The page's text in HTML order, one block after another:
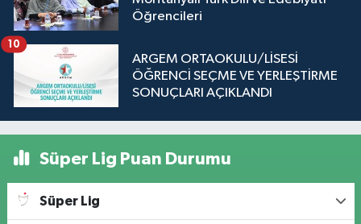
Öğrencileri
ARGEM ORTAOKULU/LİSESİ
ÖĞRENCİ SEÇME VE YERLEŞTİRME
SONUÇLARI AÇIKLANDI
10
Süper Lig Puan Durumu
Süper Lig